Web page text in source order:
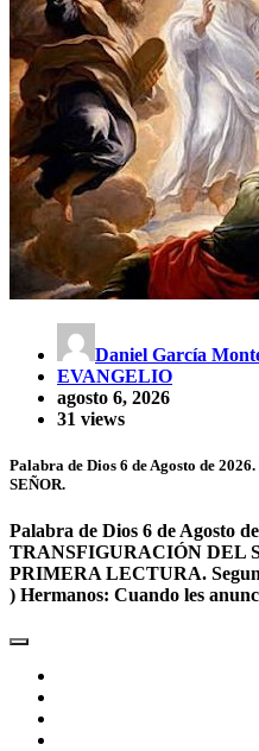
Daniel García
EVANGELIO
agosto 6, 2026
31 views
Palabra de Dios 6 de Agosto de
SEÑOR.
Palabra de Dios 6 de Agosto
TRANSFIGURACIÓN DEL
PRIMERA LECTURA.
) Hermanos: Cuando les